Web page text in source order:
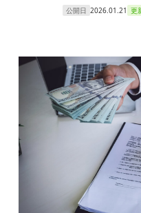
公開日 2026.01.21 更